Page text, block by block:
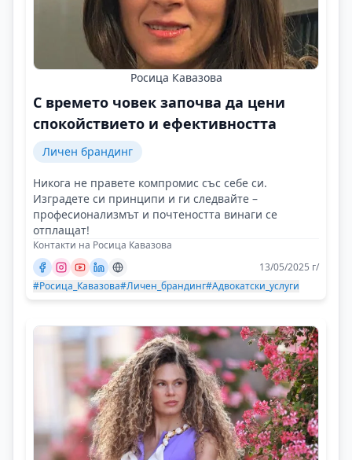
Росица Кавазова
С времето човек започва да цени
спокойствието и ефективността
Личен брандинг
Никога не правете компромис със себе си.
Изградете си принципи и ги следвайте –
професионализмът и почтеността винаги се
отплащат!
Контакти на Росица Кавазова
13/05/2025 г/
#Росица_Кавазова#Личен_брандинг#Адвокатски_услуги